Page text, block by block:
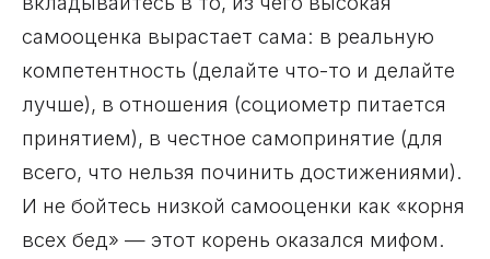
самооценка вырастает сама: в реальную
компетентность (делайте что-то и делайте
лучше), в отношения (социометр питается
принятием), в честное самопринятие (для
всего, что нельзя починить достижениями).
И не бойтесь низкой самооценки как «корня
всех бед» — этот корень оказался мифом.